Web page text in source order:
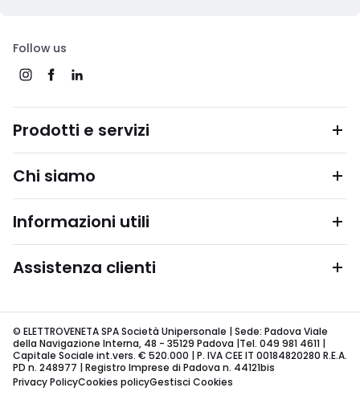
Follow us
Prodotti e servizi
Chi siamo
Informazioni utili
Assistenza clienti
© ELETTROVENETA SPA Società Unipersonale | Sede: Padova Viale
della Navigazione Interna, 48 - 35129 Padova |Tel. 049 981 4611 |
Capitale Sociale int.vers. € 520.000 | P. IVA CEE IT 00184820280 R.E.A.
PD n. 248977 | Registro Imprese di Padova n. 44121bis
Privacy PolicyCookies policyGestisci Cookies